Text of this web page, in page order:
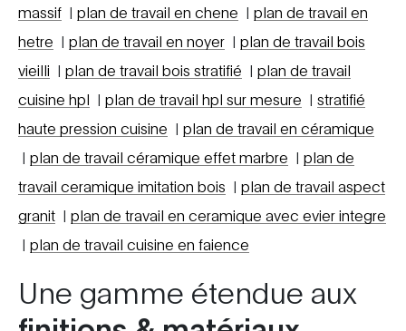
massif | plan de travail en chene | plan de travail en
hetre | plan de travail en noyer | plan de travail bois
vieilli | plan de travail bois stratifié | plan de travail
cuisine hpl | plan de travail hpl sur mesure | stratifié
haute pression cuisine | plan de travail en céramique
| plan de travail céramique effet marbre | plan de
travail ceramique imitation bois | plan de travail aspect
granit | plan de travail en ceramique avec evier integre
| plan de travail cuisine en faience
Une gamme étendue aux